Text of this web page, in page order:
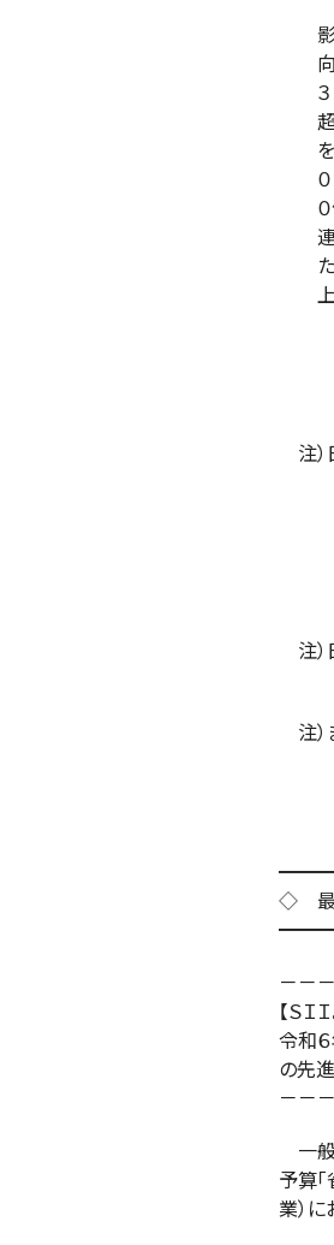
影
向
３
超
を超
０カ
０
連
た
上
総
注
※会
閲
方
注
し
注
方
を
工
◇ 最
－－
【ＳＩ
令和
の先
－－
一般
予算
業）